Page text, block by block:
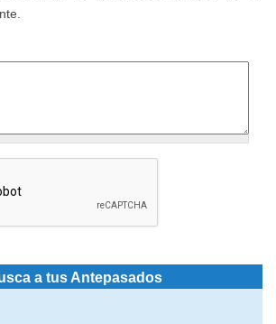
a tus Antepasados